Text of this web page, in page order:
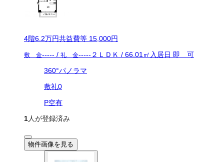
4階6.2万円共益費等 15,000円
敷 金----- / 礼 金----- ２ＬＤＫ / 66.01 ㎡ 入居日 即 可
360°パノラマ
敷礼0
P空有
1人が登録済み
物件画像を見る